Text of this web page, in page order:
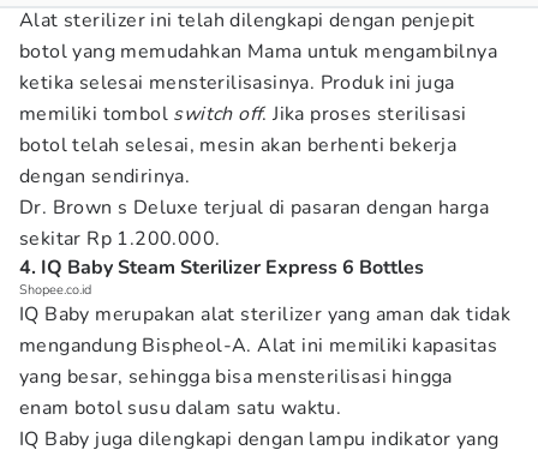
Alat sterilizer ini telah dilengkapi dengan penjepit
botol yang memudahkan Mama untuk mengambilnya
ketika selesai mensterilisasinya. Produk ini juga
memiliki tombol switch off. Jika proses sterilisasi
botol telah selesai, mesin akan berhenti bekerja
dengan sendirinya.
Dr. Brown s Deluxe terjual di pasaran dengan harga
sekitar Rp 1.200.000.
4. IQ Baby Steam Sterilizer Express 6 Bottles
Shopee.co.id
IQ Baby merupakan alat sterilizer yang aman dak tidak
mengandung Bispheol-A. Alat ini memiliki kapasitas
yang besar, sehingga bisa mensterilisasi hingga
enam botol susu dalam satu waktu.
IQ Baby juga dilengkapi dengan lampu indikator yang